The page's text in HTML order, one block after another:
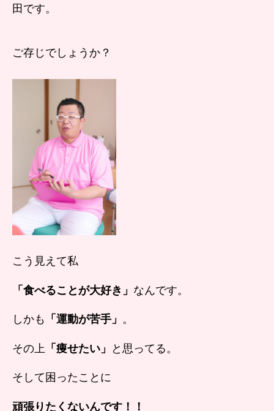
田です。
ご存じでしょうか？
こう見えて私
「食べることが大好き」 なんです。
しかも 「運動が苦手」 。
その上 「痩せたい」 と思ってる。
そして困ったことに
頑張りたくないんです！！